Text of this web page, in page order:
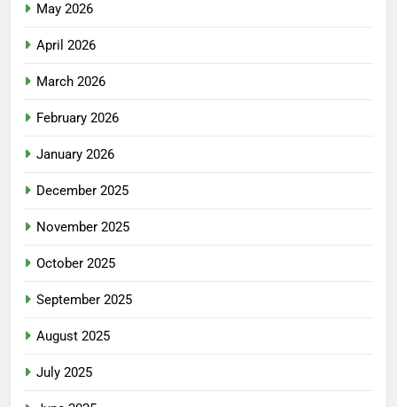
May 2026
April 2026
March 2026
February 2026
January 2026
December 2025
November 2025
October 2025
September 2025
August 2025
July 2025